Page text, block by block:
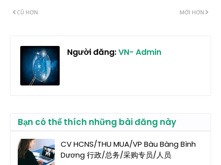
MỚI HƠN
CŨ HƠN
Người đăng:VN- Admin
Bạn có thể thích những bài đăng này
CV HCNS/THU MUA/VP Bàu Bàng Bình
Dương 行政/总务/采购专员/人员